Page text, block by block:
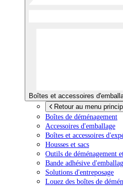
Boîtes et accessoires
Retour au menu
Boîtes de déménagement
Accessoires d'emballage
Boîtes et accessoires
Housses et sacs
Outils de déménagement
Bande adhésive
Solutions d'entreposage
Louez des boîtes de